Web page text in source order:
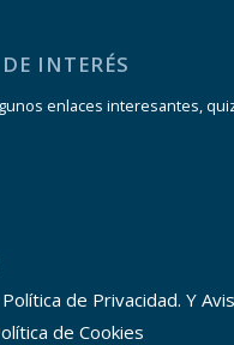
INTERÉS
enlaces interesantes,
de Privacidad. Y
de Cookies